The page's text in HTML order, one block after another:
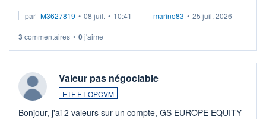
par M3627819 • 08 juil. • 10:41 marino83 • 25 juil. 2026
3 commentaires • 0j'aime
Valeur pas négociable
ETF ET OPCVM
Bonjour, j'ai 2 valeurs sur un compte, GS EUROPE EQUITY-